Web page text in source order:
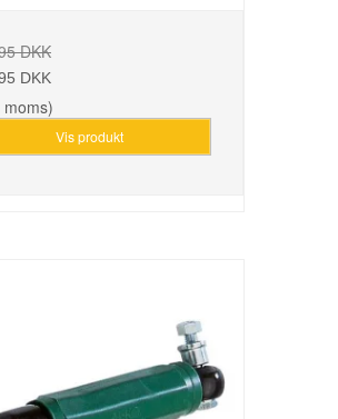
DKK
DKK
moms)
Vis produkt